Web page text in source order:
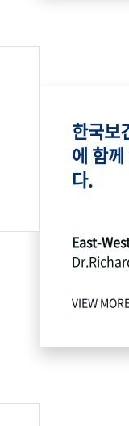
한국보
에 함
다.
East-
VIEW